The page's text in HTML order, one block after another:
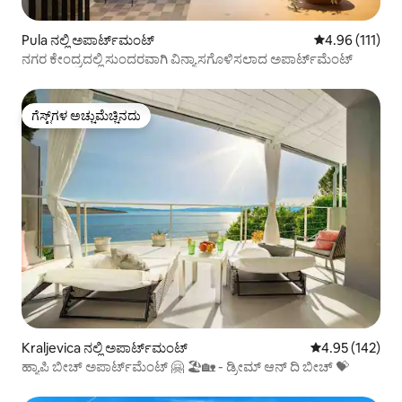
Pula ನಲ್ಲಿ ಅಪಾರ್ಟ್‌ಮಂಟ್ 5 ರಲ್ಲಿ 4.96
4.96 (111)
ನಗರ ಕೇಂದ್ರದಲ್ಲಿ ಸುಂದರವಾಗಿ ವಿನ್ಯಾಸಗೊಳಿಸಲಾದ ಅಪಾರ್ಟ್‌ಮೆಂಟ್
ಗೆಸ್ಟ್‌ಗಳ ಅಚ್ಚುಮೆಚ್ಚಿನದು
ಗೆಸ್ಟ್‌ಗಳ ಅಚ್ಚುಮೆಚ್ಚಿನದು
Kraljevica ನಲ್ಲಿ ಅಪಾರ್ಟ್‌ಮಂಟ್ 5 ರಲ್ಲಿ 4.95
4.95 (142)
ಹ್ಯಾಪಿ ಬೀಚ್ ಅಪಾರ್ಟ್‌ಮೆಂಟ್ 🤗 🏖🏡 - ಡ್ರೀಮ್ ಆನ್ ದಿ ಬೀಚ್ 💝